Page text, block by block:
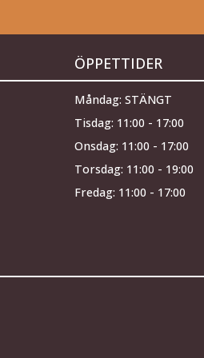
ÖPPETTIDER
Måndag: STÄNGT
Tisdag: 11:00 - 17:00
Onsdag: 11:00 - 17:00
Torsdag: 11:00 - 19:00
Fredag: 11:00 - 17:00